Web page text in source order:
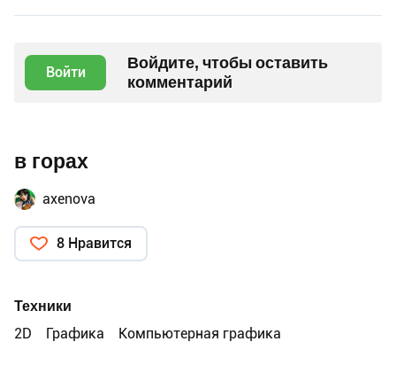
Войти
Войдите, чтобы оставить
комментарий
в горах
axenova
8 Нравится
Техники
2D
Графика Компьютерная графика